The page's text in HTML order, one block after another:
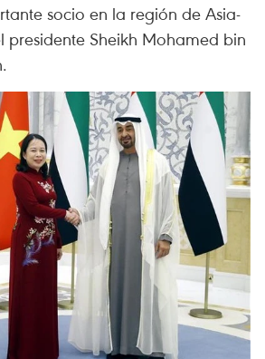
socio en la región de Asia-
presidente Sheikh Mohamed bin